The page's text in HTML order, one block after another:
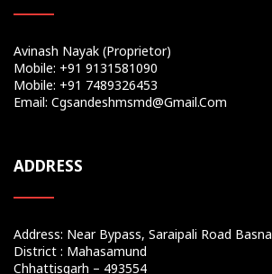
Avinash Nayak (Proprietor)
Mobile: +91 9131581090
Mobile: +91 7489326453
Email: Cgsandeshmsmd@gmail.com
ADDRESS
Address: Near Bypass, Saraipali Road Basna
District : Mahasamund
Chhattisgarh – 493554